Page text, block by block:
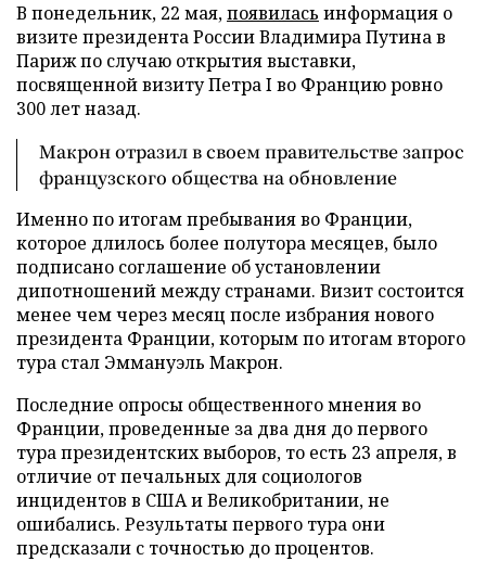
В понедельник, 22 мая,появилась информация о
визите президента России Владимира Путина в
Париж по случаю открытия выставки,
посвященной визиту Петра I во Францию ровно
300 лет назад.
Макрон отразил в своем правительстве запрос
французского общества на обновление
Именно по итогам пребывания во Франции,
которое длилось более полутора месяцев, было
подписано соглашение об установлении
дипотношений между странами. Визит состоится
менее чем через месяц после избрания нового
президента Франции, которым по итогам второго
тура стал Эммануэль Макрон.
Последние опросы общественного мнения во
Франции, проведенные за два дня до первого
тура президентских выборов, то есть 23 апреля, в
отличие от печальных для социологов
инцидентов в США и Великобритании, не
ошибались. Результаты первого тура они
предсказали с точностью до процентов.